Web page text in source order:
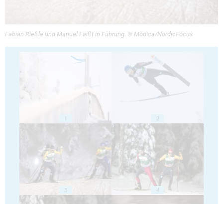
Fabian Rießle und Manuel Faißt in Führung. © Modica/NordicFocus
1 2
3 4